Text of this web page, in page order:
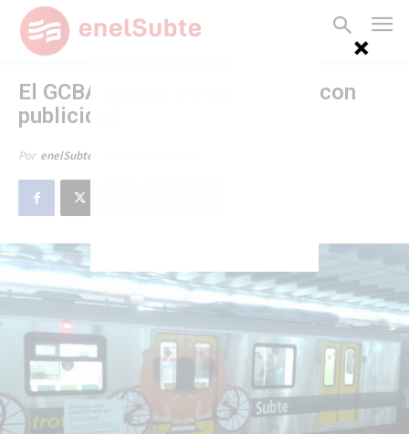
El GCBA plotea trenes nuevos con
publicidad
Por enelSubte